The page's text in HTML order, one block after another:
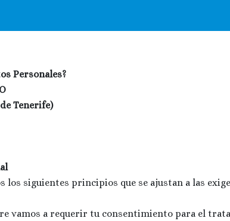
Personales?
Tenerife)
siguientes principios que se ajustan a las
vamos a requerir tu consentimiento para el